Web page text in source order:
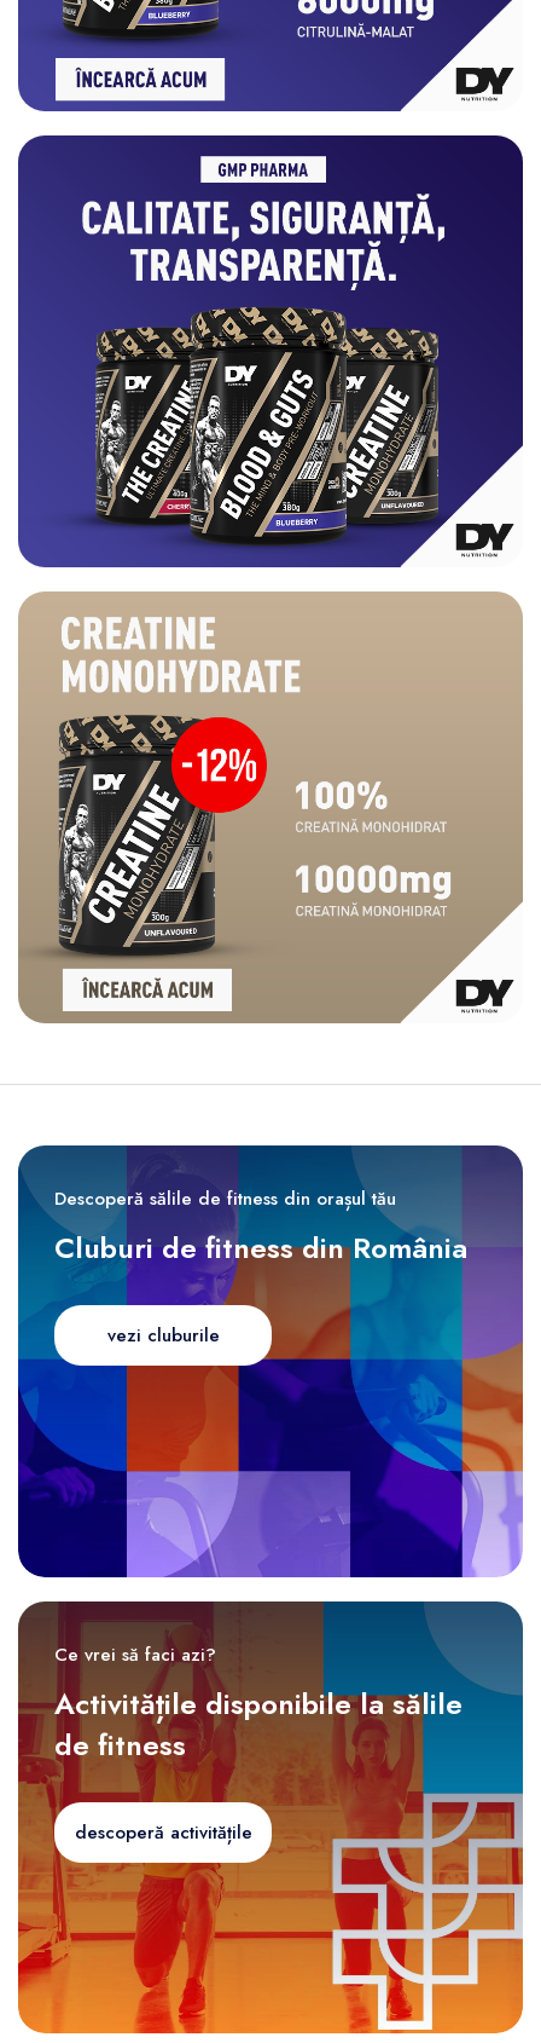
Descoperă sălile de fitness din orașul tău
Cluburi de fitness din România
vezi cluburile
Ce vrei să faci azi?
Activitățile disponibile la sălile
de fitness
descoperă activitățile